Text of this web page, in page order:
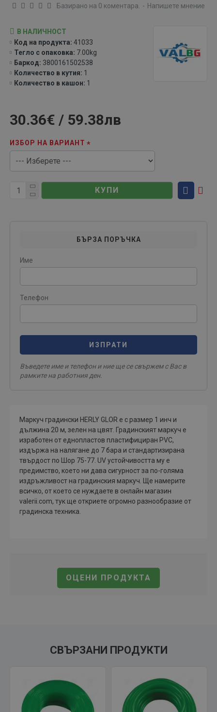
В НАЛИЧНОСТ
Код на продукта: 41033
Тегло с опаковка: 7.00kg
Баркод: 3800161502538
Количество в кашон: 1
Количество в кутия: 1
Базирано на 0 коментара. - Напишете мнение
30.36€ / 59.38лв
ИЗБОР НА ВАРИАНТ
КУПИ
БЪРЗА ПОРЪЧКА
Име
Телефон
ИЗПРАТИ
Въведете име и телефон и ние ще се свържем с Вас в
рамките на работния ден.
ОЦЕНИ ПРОДУКТА
Маркуч градински HERLY GLOR е с размер 1 инч и
дължина 20 м, зелен на цвят. Градинският маркуч е
изработен от еднопластов пластифициран PVC,
издържа на налягане до 7 бара и стандартизирана
твърдост по Шор 75-77. UV устойчивостта му е
предимство, което ни дава сигурност за по-голяма
издръжливост на градинския маркуч. Ще намерите
всичко, от което се нуждаете в онлайн магазин
valerii.com, тук ще откриете огромно разнообразие от
градинска техника.
СВЪРЗАНИ ПРОДУКТИ